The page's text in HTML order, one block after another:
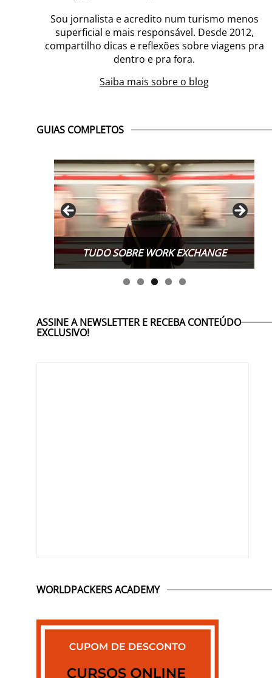
Sou jornalista e acredito num turismo menos
superficial e mais responsável. Desde 2012,
compartilho dicas e reflexões sobre viagens pra
dentro e pra fora.
Saiba mais sobre o blog
GUIAS COMPLETOS
TUDO SOBRE TURISMO RESPONSÁVEL
ASSINE A NEWSLETTER E RECEBA CONTEÚDO
EXCLUSIVO!
WORLDPACKERS ACADEMY